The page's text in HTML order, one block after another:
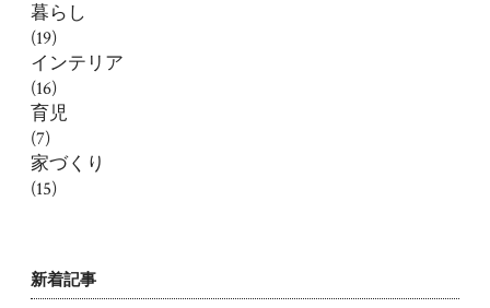
暮らし
(19)
インテリア
(16)
育児
(7)
家づくり
(15)
新着記事